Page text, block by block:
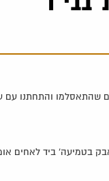
6 נשים שהתאסלמו
בטמיעה' ביד לאחים